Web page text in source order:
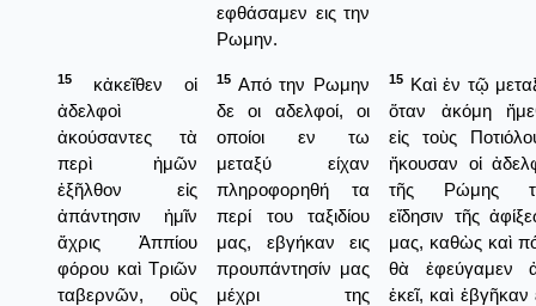
εφθάσαμεν εις την
Ρωμην.
15
κἀκεῖθεν οἱ
ἀδελφοὶ
ἀκούσαντες τὰ
περὶ ἡμῶν
ἐξῆλθον εἰς
ἀπάντησιν ἡμῖν
ἄχρις Ἀππίου
φόρου καὶ Τριῶν
ταβερνῶν, οὓς
15 Από την Ρωμην
δε οι αδελφοί, οι
οποίοι εν τω
μεταξύ είχαν
πληροφορηθή τα
περί του ταξιδίου
μας, εβγήκαν εις
προυπάντησίν μας
μέχρι της
15 Καὶ ἐν τῷ
ὅταν ἀκόμη
εἰς τοὺς
ἤκουσαν οἱ
τῆς Ρώμης
εἴδησιν τῆς
μας, καθὼς καὶ
θὰ ἐφεύγαμεν
ἐκεῖ, καὶ ἐβγῆκαν